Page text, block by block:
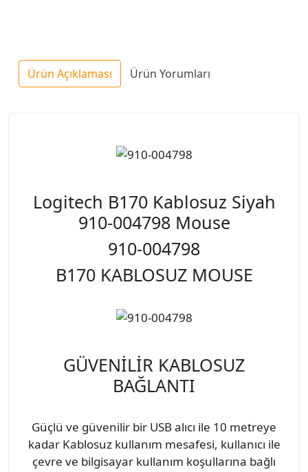
Ürün Açıklaması Ürün Yorumları
Logitech B170 Kablosuz Siyah
910-004798 Mouse
910-004798
B170 KABLOSUZ MOUSE
GÜVENİLİR KABLOSUZ
BAĞLANTI
Güçlü ve güvenilir bir USB alıcı ile 10 metreye
kadar Kablosuz kullanım mesafesi, kullanıcı ile
çevre ve bilgisayar kullanım koşullarına bağlı